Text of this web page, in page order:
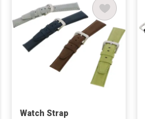
Watch Strap